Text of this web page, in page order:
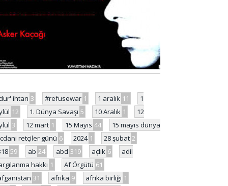
ihtarı 3 #refusewar 1 1 aralık 11
1
12 1. Dünya Savaşı 5 10 Aralık 1
12
3 12 mart 1 15 Mayıs 44
15 mayıs dünya
retçiler günü 6 2024 1 28 şubat 2
59 ab 24 abd 319 açlık 6
adil
hakkı 1 Af Örgütü 61
31 afrika 9 afrika birliği 1